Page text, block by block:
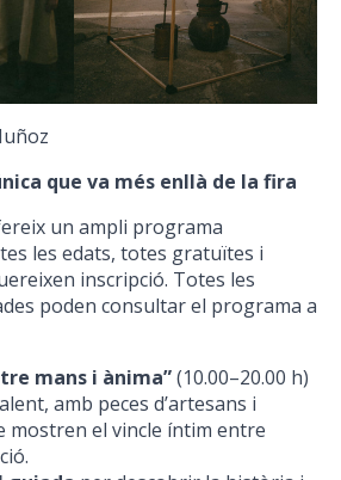
que va més enllà de la fira
un ampli programa
les edats, totes gratuïtes i
inscripció. Totes les
poden consultar el programa a
mans i ànima”(10.00–20.00 h)
amb peces d’artesans i
mostren el vincle íntim entre